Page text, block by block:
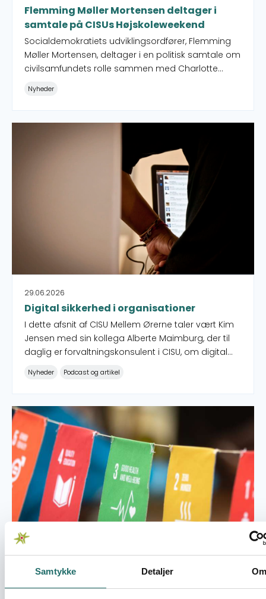
Samtykke Detaljer Om
Flemming Møller Mortensen deltager i
samtale på CISUs Højskoleweekend
Socialdemokratiets udviklingsordfører, Flemming
Møller Mortensen, deltager i en politisk samtale om
civilsamfundets rolle sammen med Charlotte
udviklingsordførere forventes at blive offentliggjort
frem mod Højskoleweekenden.
Nyheder
29.06.2026
Digital sikkerhed i organisationer
I dette afsnit af CISU Mellem Ørerne taler vært Kim
Jensen med sin kollega Alberte Maimburg, der til
daglig er forvaltningskonsulent i CISU, om digital
svindel i civilsamfundsorganisationer.
Nyheder Podcast og artikel
29.06.2026
OpEns ansøgningsfrister i 2026 ligger i
Ansøgningsfrister i 2026 bliver i oktober